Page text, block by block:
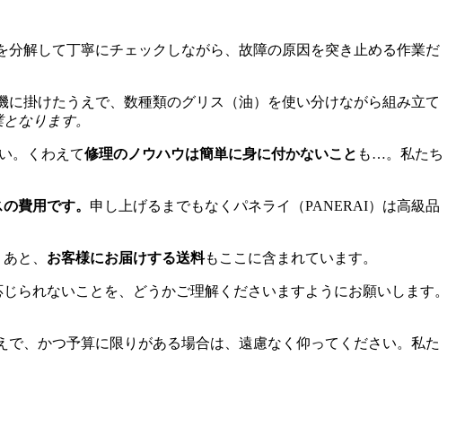
分解して丁寧にチェックしながら、故障の原因を突き止める作業だ
掛けたうえで、数種類のグリス（油）を使い分けながら組み立て
なります。
。くわえて修理のノウハウは簡単に身に付かないこと も…。私たち
費用です。 申し上げるまでもなくパネライ（PANERAI）は高級品
と、 お客様にお届けする送料もここに含まれています。
られないことを、どうかご理解くださいますようにお願いします。
、かつ予算に限りがある場合は、遠慮なく仰ってください。私た